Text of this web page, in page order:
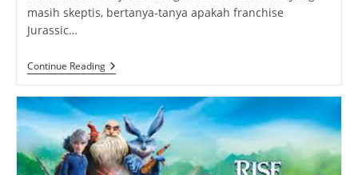
masih skeptis, bertanya-tanya apakah franchise
Jurassic…
Continue ReadingJurassic
World
Baru
Dinosaurus
Dimulai